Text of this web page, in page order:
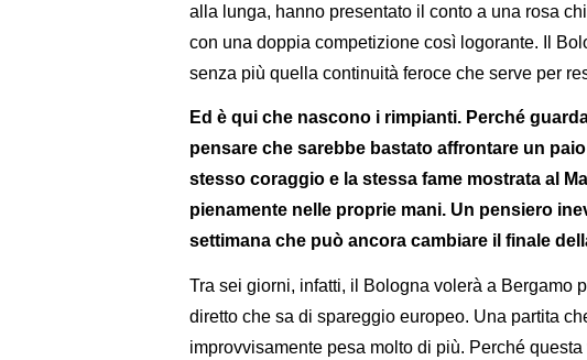
alla lunga, hanno presentato il conto a una rosa
con una doppia competizione così logorante. Il
senza più quella continuità feroce che serve per
Ed è qui che nascono i rimpianti. Perché
pensare che sarebbe bastato affrontare un
stesso coraggio e la stessa fame mostrata al
pienamente nelle proprie mani. Un pensiero
settimana che può ancora cambiare il finale
Tra sei giorni, infatti, il Bologna volerà a Bergamo
diretto che sa di spareggio europeo. Una partita
improvvisamente pesa molto di più. Perché